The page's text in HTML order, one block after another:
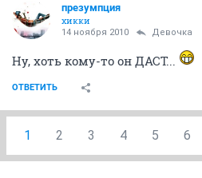
презумпция
хикки
14 ноября 2010 Девочка
Ну, хоть кому-то он ДАСТ...
ОТВЕТИТЬ
1 2 3 4 5 6